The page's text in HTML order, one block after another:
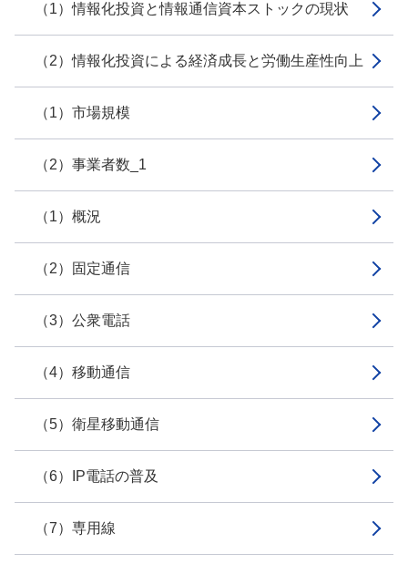
（1）情報化投資と情報通信資本ストックの現状
（2）情報化投資による経済成長と労働生産性向上
（1）市場規模
（2）事業者数_1
（1）概況
（2）固定通信
（3）公衆電話
（4）移動通信
（5）衛星移動通信
（6）IP電話の普及
（7）専用線